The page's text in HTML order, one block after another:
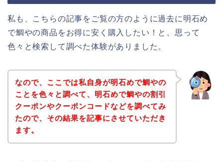
私も、こちらの記事をご覧の方のように過去に明石め
で鯛やの商品をお得に安く購入したい！と、思って
色々と検索して調べた体験がありました。
なので、ここでは私自身が明石めで鯛やの
ことを色々と調べて、明石めで鯛やの割引
クーポンやクーポンコードなどを調べてみ
たので、その結果を記事にさせていただき
ます。